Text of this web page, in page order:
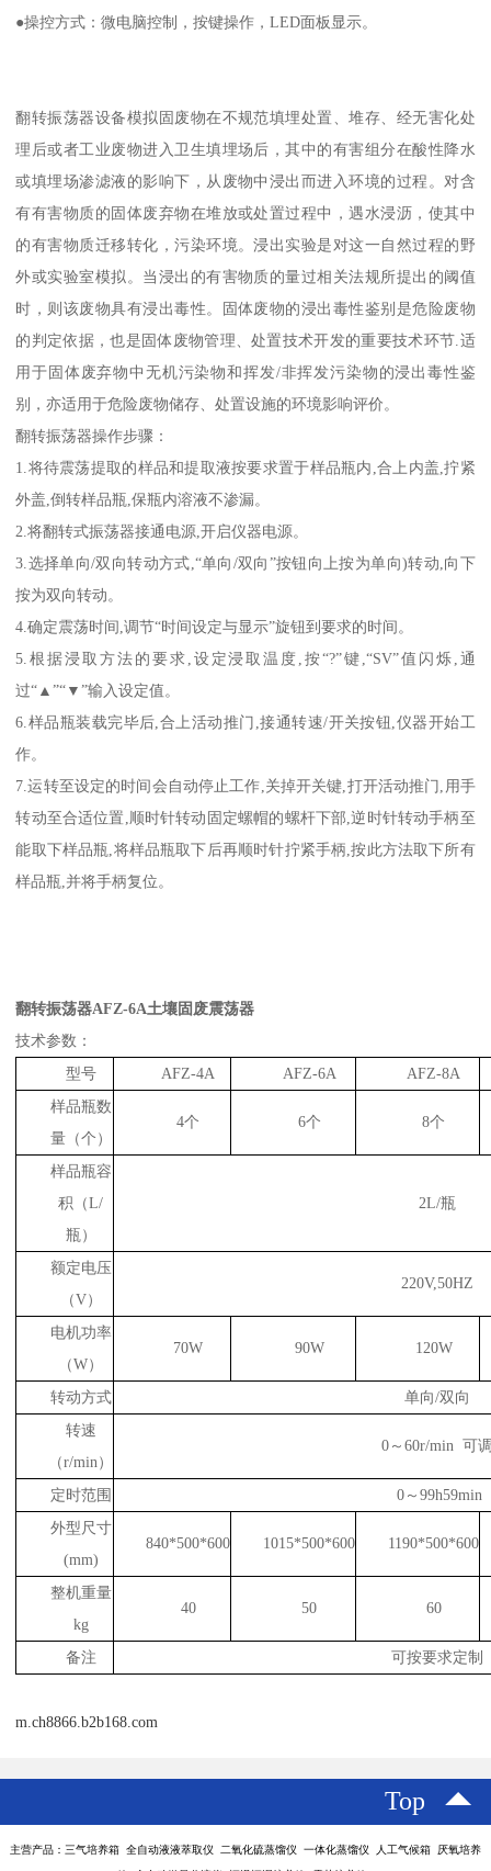
●操控方式：微电脑控制，按键操作，LED面板显示。
翻转振荡器设备模拟固废物在不规范填埋处置、堆存、经无害化处
理后或者工业废物进入卫生填埋场后，其中的有害组分在酸性降水
或填埋场渗滤液的影响下，从废物中浸出而进入环境的过程。对含
有有害物质的固体废弃物在堆放或处置过程中，遇水浸沥，使其中
的有害物质迁移转化，污染环境。浸出实验是对这一自然过程的野
外或实验室模拟。当浸出的有害物质的量过相关法规所提出的阈值
时，则该废物具有浸出毒性。固体废物的浸出毒性鉴别是危险废物
的判定依据，也是固体废物管理、处置技术开发的重要技术环节.适
用于固体废弃物中无机污染物和挥发/非挥发污染物的浸出毒性鉴
别，亦适用于危险废物储存、处置设施的环境影响评价。
翻转振荡器操作步骤：
1.将待震荡提取的样品和提取液按要求置于样品瓶内,合上内盖,拧紧
外盖,倒转样品瓶,保瓶内溶液不渗漏。
2.将翻转式振荡器接通电源,开启仪器电源。
3.选择单向/双向转动方式,“单向/双向”按钮向上按为单向)转动,向下
按为双向转动。
4.确定震荡时间,调节“时间设定与显示”旋钮到要求的时间。
5.根据浸取方法的要求,设定浸取温度,按“?”键,“SV”值闪烁,通
过“▲”“▼”输入设定值。
6.样品瓶装载完毕后,合上活动推门,接通转速/开关按钮,仪器开始工
作。
7.运转至设定的时间会自动停止工作,关掉开关键,打开活动推门,用手
转动至合适位置,顺时针转动固定螺帽的螺杆下部,逆时针转动手柄至
能取下样品瓶,将样品瓶取下后再顺时针拧紧手柄,按此方法取下所有
样品瓶,并将手柄复位。
翻转振荡器AFZ-6A土壤固废震荡器
技术参数：
型号
AFZ-4A AFZ-6A
AFZ-8A
样品瓶数
量（个）
4个 6个 8个
样品瓶容
积（L/
瓶）
2L/瓶
额定电压
（V）
220V,50HZ
电机功率
（W）
70W 90W 120W
转动方式
单向/双向
转速
（r/min）
0～60r/min 可
定时范围
0～99h59min
外型尺寸
(mm)
840*500*600 1015*500*600 1190*500*600
整机重量
kg
40 50 60
备注 可按要求定制
m.ch8866.b2b168.com
Top
主营产品：三气培养箱 全自动液液萃取仪 二氧化硫蒸馏仪 一体化蒸馏仪 人工气候箱 厌氧培养